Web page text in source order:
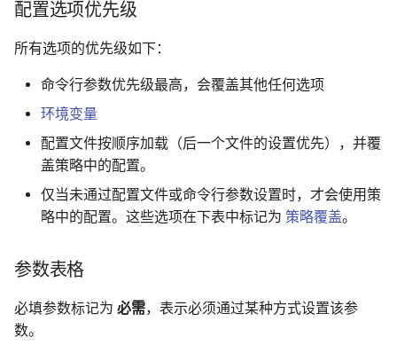
配置选项优先级
所有选项的优先级如下：
命令行参数优先级最高，会覆盖其他任何选项
环境变量
配置文件按顺序加载（后一个文件的设置优先），并覆
盖策略中的配置。
仅当未通过配置文件或命令行参数设置时，才会使用策
略中的配置。这些选项在下表中标记为 策略覆盖。
参数表格
必填参数标记为 必需，表示必须通过某种方式设置该参
数。